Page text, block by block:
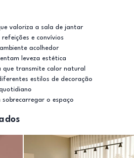
valoriza a sala de jantar
e convívios
acolhedor
leveza estética
que transmite calor natural
estilos de decoração
sobrecarregar o espaço